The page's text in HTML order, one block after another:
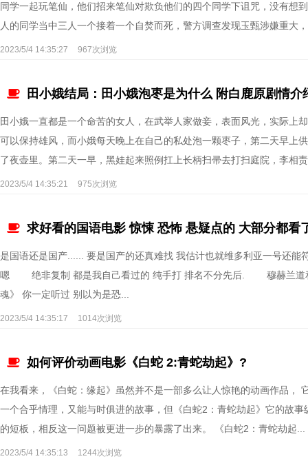
同学一起玩笔仙，他们招来笔仙对欺负他们的四个同学下诅咒，没有想
人的同学当中三人一个接着一个自焚而死，警方调查发现玉甄涉嫌重大
2023/5/4 14:35:27 967次浏览
田小娥结局：田小娥泡枣是为什么 附白鹿原剧情介
田小娥一直都是一个命苦的女人，在武举人家做妾，表面风光，实际上
可以保持雄风，而小娥每天晚上在自己的私处泡一颗枣子，第二天早上
了夜壶里。第二天一早，黑娃起来照例扛上长柄扫帚去打扫庭院，李相
2023/5/4 14:35:21 975次浏览
求好看的国语电影 惊悚 恐怖 悬疑点的 大部分都看
是国语还是国产...... 要是国产的还真难找 我估计也就维多利亚一号
嗯 绝非复制 都是我自己看过的 纯手打 排名不分先后. 穆赫兰道
魂》 你一定听过 别以为是恐...
2023/5/4 14:35:17 1014次浏览
如何评价动画电影《白蛇 2:青蛇劫起》?
在我看来，《白蛇：缘起》虽然并不是一部多么让人惊艳的动画作品，
一个合乎情理，又能与时俱进的故事，但《白蛇2：青蛇劫起》它的故
的短板，相反这一问题被更进一步的暴露了出来。 《白蛇2：青蛇劫起...
2023/5/4 14:35:13 1244次浏览